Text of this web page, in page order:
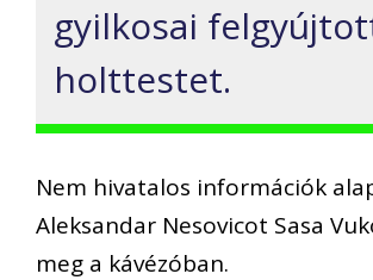
gyilkosai
holttestet.
Nem hivatalos információk
Aleksandar Nesovicot Sasa
meg a kávézóban.